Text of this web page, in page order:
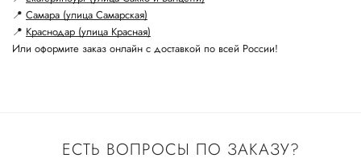
📍 Самара (улица Самарская)
📍 Краснодар (улица Красная)
Или оформите заказ онлайн с доставкой по всей России!
ЕСТЬ ВОПРОСЫ ПО ЗАКАЗУ?